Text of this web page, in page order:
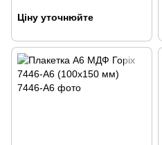
Ціну уточнюйте